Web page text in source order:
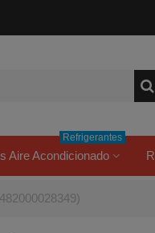
Aire Acondicionado
Refrigerantes